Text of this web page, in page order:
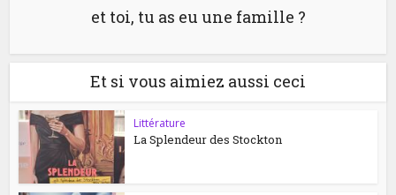
et toi, tu as eu une famille ?
Et si vous aimiez aussi ceci
Littérature
La Splendeur des Stockton